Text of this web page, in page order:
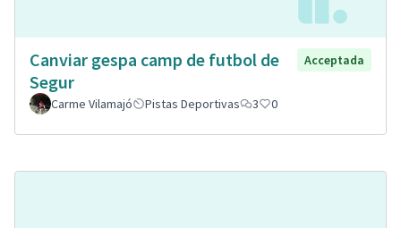
Canviar gespa camp de futbol de
Segur
Acceptada
Carme Vilamajó Pistas Deportivas 3 0